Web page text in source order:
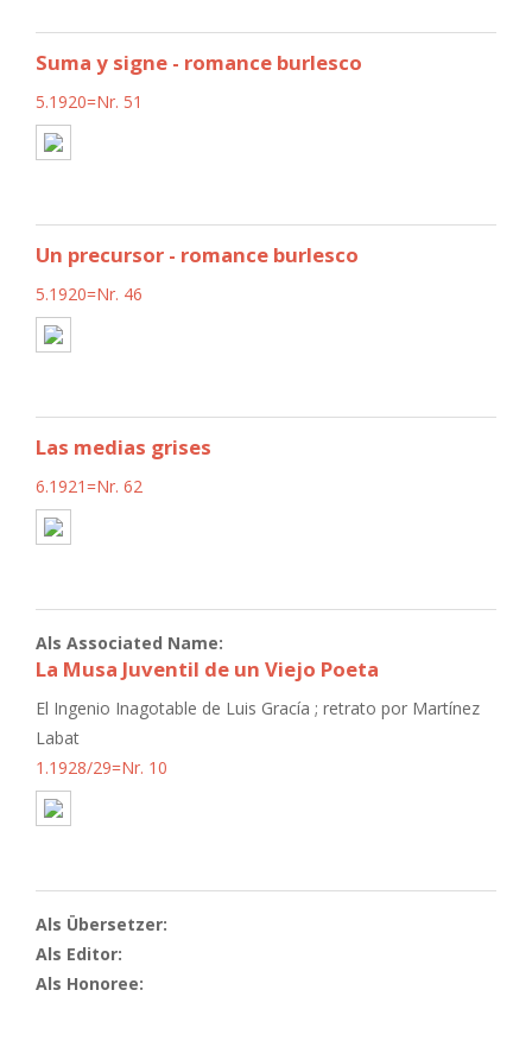
Suma y signe - romance burlesco
5.1920=Nr. 51
Un precursor - romance burlesco
5.1920=Nr. 46
Las medias grises
6.1921=Nr. 62
Als Associated Name:
La Musa Juventil de un Viejo Poeta
El Ingenio Inagotable de Luis Gracía ; retrato por Martínez
Labat
1.1928/29=Nr. 10
Als Übersetzer:
Als Editor:
Als Honoree: